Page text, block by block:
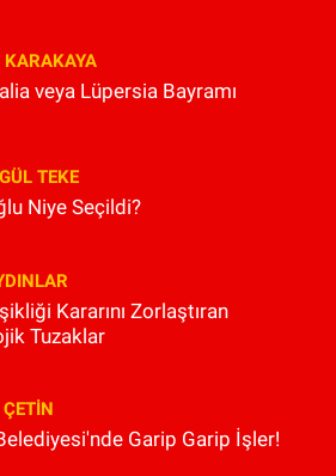
KARAKAYA
veya Lüpersia Bayramı
TEKE
Niye Seçildi?
Kararını Zorlaştıran
Tuzaklar
Garip Garip İşler!